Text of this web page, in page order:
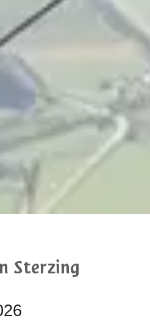
Sterzing